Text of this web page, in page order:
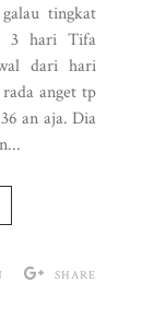
tingkat
3 hari Tifa
dari hari
anget tp
an aja. Dia
SHARE